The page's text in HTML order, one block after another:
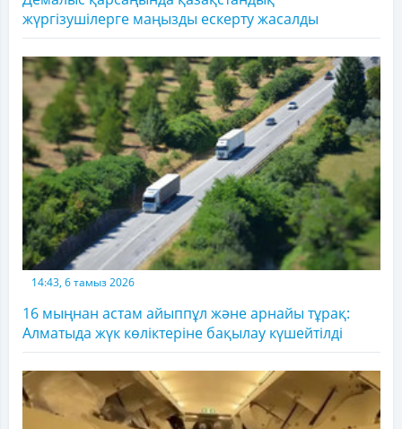
жүргізушілерге маңызды ескерту жасалды
14:43, 6 тамыз 2026
16 мыңнан астам айыппұл және арнайы тұрақ:
Алматыда жүк көліктеріне бақылау күшейтілді